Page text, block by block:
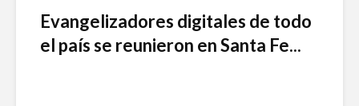
Evangelizadores digitales de todo
el país se reunieron en Santa Fe...